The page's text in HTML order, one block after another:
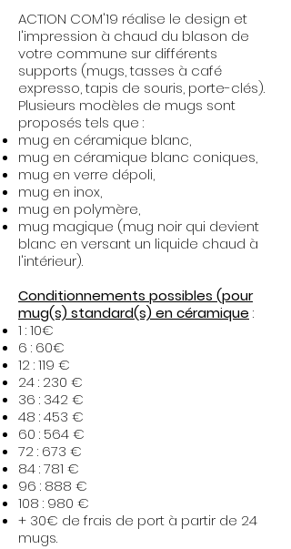
ACTION COM'19 réalise le design et
l'impression à chaud du blason de
votre commune sur différents
supports (mugs, tasses à café
expresso, tapis de souris, porte-clés).
Plusieurs modèles de mugs sont
proposés tels que :
mug en céramique blanc,
mug en céramique blanc coniques,
mug en verre dépoli,
mug en inox,
mug en polymère,
mug magique (mug noir qui devient
blanc en versant un liquide chaud à
l'intérieur).​
Conditionnements possibles (pour
mug(s) standard(s) en céramique :
1 : 10€
6 : 60€
12 : 119 €
24 : 230 €
36 : 342 €
48 : 453 €
60 : 564 €
72 : 673 €
84 : 781 €
96 : 888 €
108 : 980 €
+ 30€ de frais de port à partir de 24
mugs.